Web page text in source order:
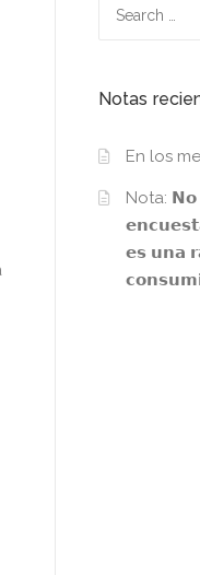
Notas
En los
Nota:
𝗲𝘀 𝘂𝗻𝗮